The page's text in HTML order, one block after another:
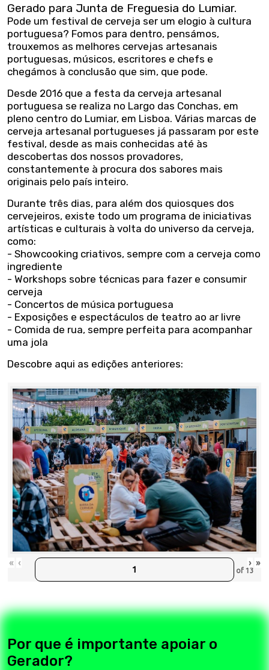
Gerado para Junta de Freguesia do Lumiar.
Pode um festival de cerveja ser um elogio à cultura
portuguesa? Fomos para dentro, pensámos,
trouxemos as melhores cervejas artesanais
portuguesas, músicos, escritores e chefs e
chegámos à conclusão que sim, que pode.
Desde 2016 que a festa da cerveja artesanal
portuguesa se realiza no Largo das Conchas, em
pleno centro do Lumiar, em Lisboa. Várias marcas de
cerveja artesanal portugueses já passaram por este
festival, desde as mais conhecidas até às
descobertas dos nossos provadores,
constantemente à procura dos sabores mais
originais pelo país inteiro.
Durante três dias, para além dos quiosques dos
cervejeiros, existe todo um programa de iniciativas
artísticas e culturais à volta do universo da cerveja,
como:
- Showcooking criativos, sempre com a cerveja como
ingrediente
- Workshops sobre técnicas para fazer e consumir
cerveja
- Concertos de música portuguesa
- Exposições e espectáculos de teatro ao ar livre
- Comida de rua, sempre perfeita para acompanhar
uma jola
Descobre aqui as edições anteriores:
« ‹
of13
› »
Por que é importante apoiar o
Gerador?